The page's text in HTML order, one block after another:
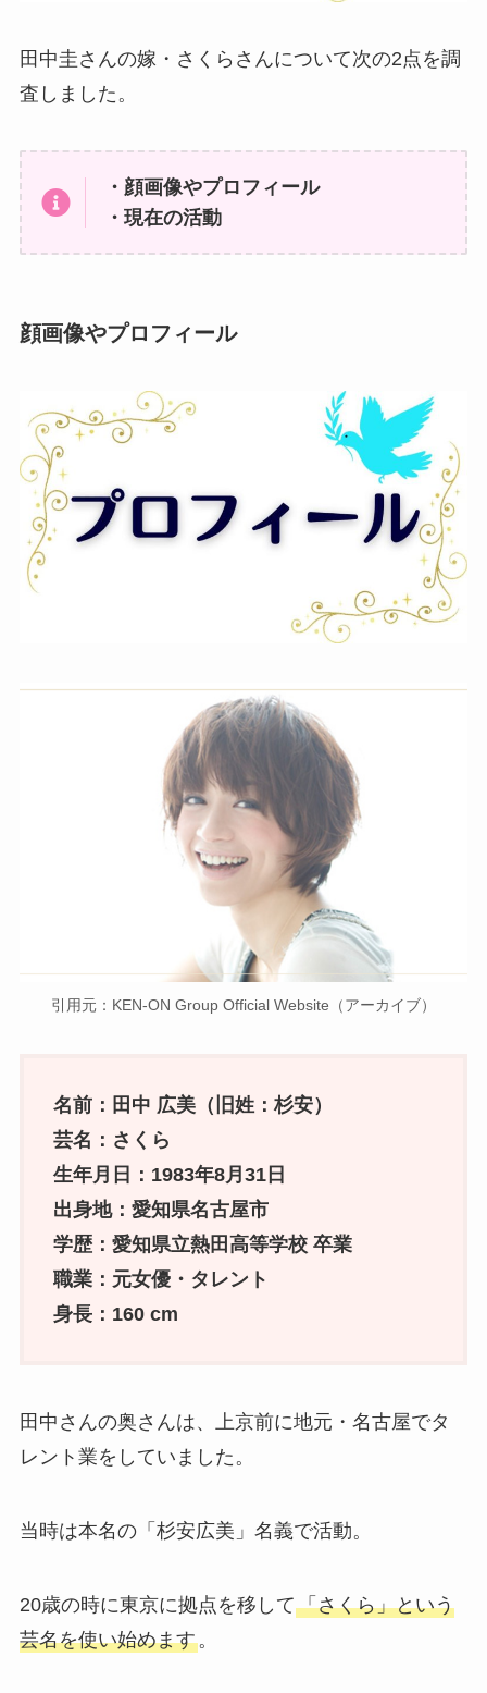
田中圭さんの嫁・さくらさんについて次の2点を調
査しました。
・顔画像やプロフィール
・現在の活動
顔画像やプロフィール
引用元：KEN-ON Group Official Website（アーカイブ）
名前：田中 広美（旧姓：杉安）
芸名：さくら
生年月日：1983年8月31日
出身地：愛知県名古屋市
学歴：愛知県立熱田高等学校 卒業
職業：元女優・タレント
身長：160 cm
田中さんの奥さんは、上京前に地元・名古屋でタ
レント業をしていました。
当時は本名の「杉安広美」名義で活動。
20歳の時に東京に拠点を移して「さくら」という
芸名を使い始めます。